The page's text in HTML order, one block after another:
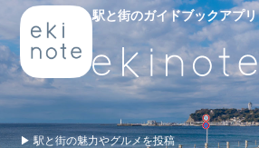
駅と街のガイドブックアプリ
▶ 駅と街の魅力やグルメを投稿